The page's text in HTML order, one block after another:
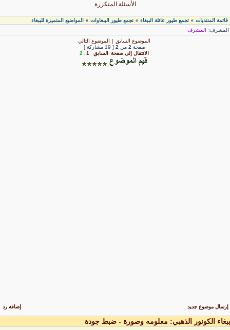
الأسئلة المتكررة
قائمة المنتديات» تجمع طيور عائلة الببغاء» تجمع طيور الببغاوات»
المواضيع المتميزة للببغاء
المشرف
الموضوع السابق| الموضوع التالي
صفحة2من 2[ 19 مشاركة ]
الانتقال إلى صفحة
السابق ,
2
إرسال موضوع جديد إضافة رد
الكونور الذهبي: معلومه وصورة - ضبط جودة